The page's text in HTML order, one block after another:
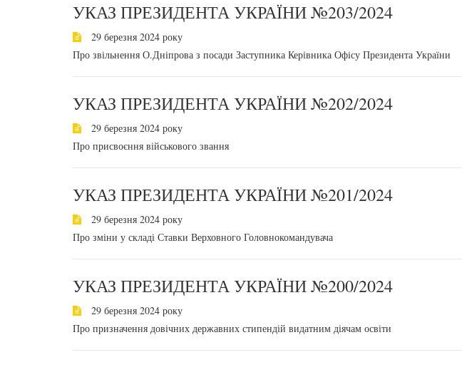
УКАЗ ПРЕЗИДЕНТА УКРАЇНИ №203/2024
29 березня 2024 року
Про звільнення О.Дніпрова з посади Заступника Керівника Офісу Президента України
УКАЗ ПРЕЗИДЕНТА УКРАЇНИ №202/2024
29 березня 2024 року
Про присвоєння військового звання
УКАЗ ПРЕЗИДЕНТА УКРАЇНИ №201/2024
29 березня 2024 року
Про зміни у складі Ставки Верховного Головнокомандувача
УКАЗ ПРЕЗИДЕНТА УКРАЇНИ №200/2024
29 березня 2024 року
Про призначення довічних державних стипендій видатним діячам освіти